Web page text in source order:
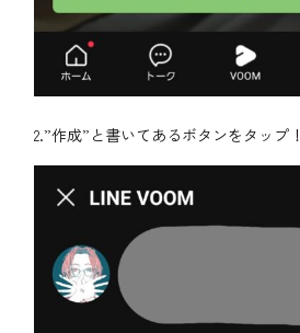
2.”作成”と書いてあるボタンをタップ！